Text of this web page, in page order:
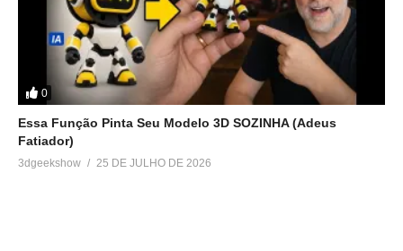
0
Essa Função Pinta Seu Modelo 3D SOZINHA (Adeus
Fatiador)
3dgeekshow 25 DE JULHO DE 2026